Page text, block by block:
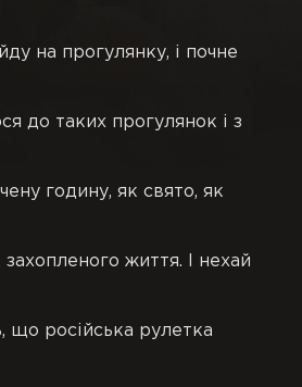
на прогулянку, і почне
до таких прогулянок і з
годину, як свято, як
захопленого життя. І нехай
російська рулетка